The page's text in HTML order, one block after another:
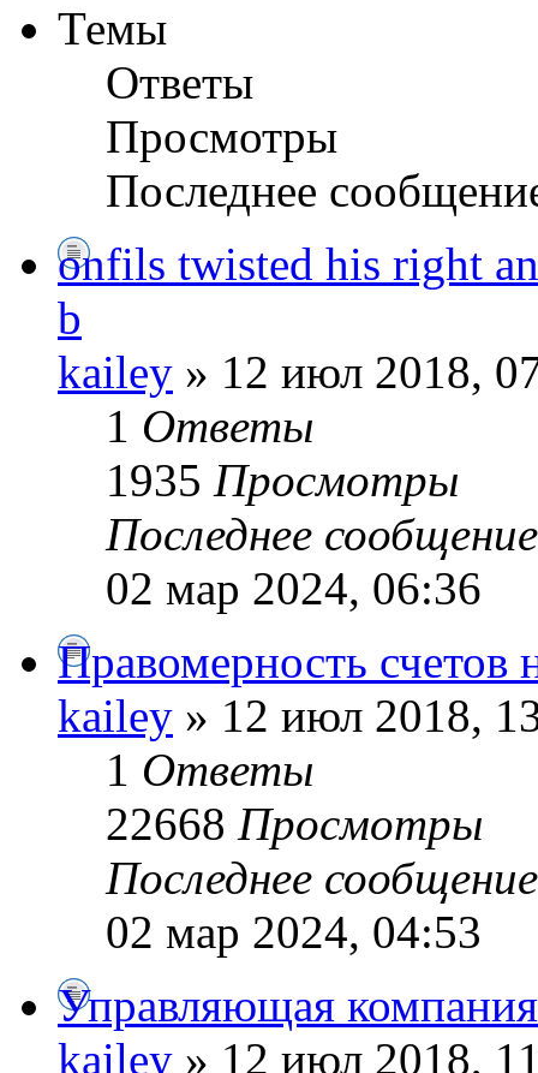
Темы
Ответы
Просмотры
Последнее
onfils twisted his right
b
kailey » 12 июл 2018,
1 Ответы
1935 Просмотры
Последнее
02 мар 2024, 06:36
Правомерность счетов
kailey » 12 июл 2018,
1 Ответы
22668 Просмотры
Последнее
02 мар 2024, 04:53
Управляющая
kailey » 12 июл 2018,